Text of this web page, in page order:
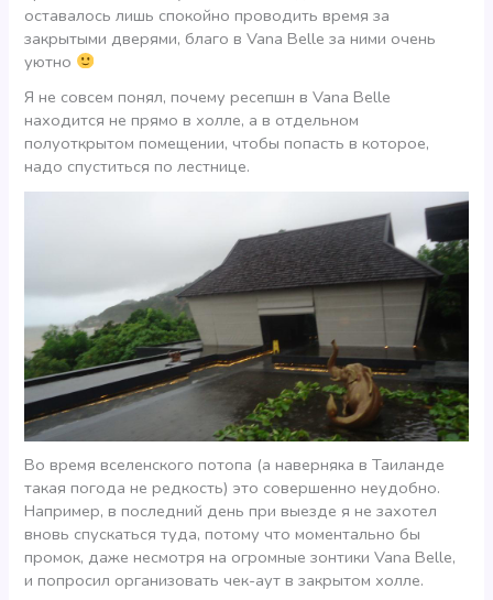
оставалось лишь спокойно проводить время за
закрытыми дверями, благо в Vana Belle за ними очень
уютно
Я не совсем понял, почему ресепшн в Vana Belle
находится не прямо в холле, а в отдельном
полуоткрытом помещении, чтобы попасть в которое,
надо спуститься по лестнице.
Во время вселенского потопа (а наверняка в Таиланде
такая погода не редкость) это совершенно неудобно.
Например, в последний день при выезде я не захотел
вновь спускаться туда, потому что моментально бы
промок, даже несмотря на огромные зонтики Vana Belle,
и попросил организовать чек-аут в закрытом холле.